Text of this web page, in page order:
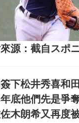
源：截自スポ
下松井秀喜和
底他們先是爭
木朗希又再度